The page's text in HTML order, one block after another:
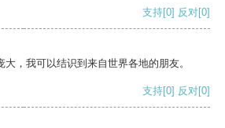
支持[0] 反对[0]
，我可以结识到来自世界各地的朋友。
支持[0] 反对[0]